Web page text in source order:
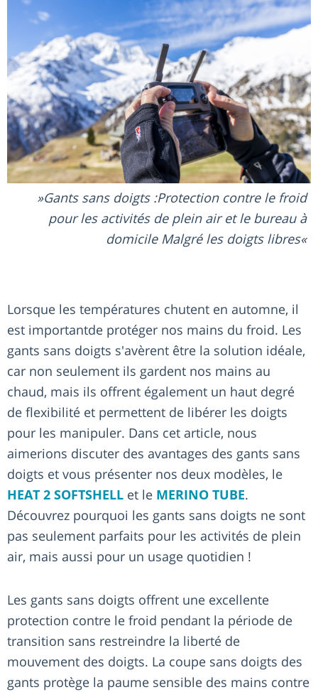
Gants sans doigts :Protection contre le froid
pour les activités de plein air et le bureau à
domicile Malgré les doigts libres
Lorsque les températures chutent en automne, il
est importantde protéger nos mains du froid. Les
gants sans doigts s'avèrent être la solution idéale,
car non seulement ils gardent nos mains au
chaud, mais ils offrent également un haut degré
de flexibilité et permettent de libérer les doigts
pour les manipuler. Dans cet article, nous
aimerions discuter des avantages des gants sans
doigts et vous présenter nos deux modèles, le
HEAT 2 SOFTSHELL et le MERINO TUBE.
Découvrez pourquoi les gants sans doigts ne sont
pas seulement parfaits pour les activités de plein
air, mais aussi pour un usage quotidien !
Les gants sans doigts offrent une excellente
protection contre le froid pendant la période de
transition sans restreindre la liberté de
mouvement des doigts. La coupe sans doigts des
gants protège la paume sensible des mains contre